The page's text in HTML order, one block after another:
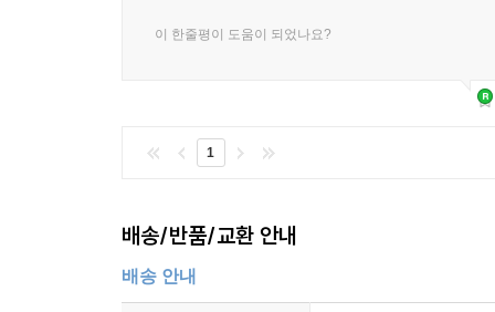
자아 자체를 극한까지 의심하는 것도 좋은 방법
건강하지도 나쁘지도 않지만 구조적으로 상상적
_p110 〈4장 병든 자아〉 중에서
유년기의 기억 때문에 점차 돈이 제일 중요하다
친구와의 관계도 끊는다. 스크루지에게는 돈이
이 한줄평이 도움이 되었나요?
1
배송/반품/교환 안내
배송 안내